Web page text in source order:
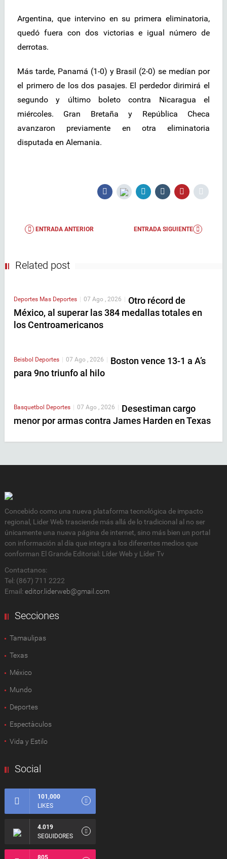
Argentina, que intervino en su primera eliminatoria,
quedó fuera con dos victorias e igual número de
derrotas.
Más tarde, Panamá (1-0) y Brasil (2-0) se medían por
el primero de los dos pasajes. El perdedor dirimirá el
segundo y último boleto contra Nicaragua el
miércoles. Gran Bretaña y República Checa
avanzaron previamente en otra eliminatoria
disputada en Alemania.
ENTRADA ANTERIOR ENTRADA SIGUIENTE
Related post
Deportes Mas Deportes 07 Ago , 2026
Otro récord de
México, al superar las 384 medallas totales en
los Centroamericanos
Beisbol Deportes | 07 Ago , 2026 | Boston vence 13-1 a A’s
para 9no triunfo al hilo
Basquetbol Deportes 07 Ago , 2026
Desestiman cargo
menor por armas contra James Harden en Texas
Concebido como una nueva plataforma tecnológica de impacto
regional, Lider Web trasciende más allá de lo tradicional al no ser
únicamente una nueva página de internet, sino más bien un portal
con información al día que integra a los diferentes medios que
conforman El Grande Editorial: Líder Web y Líder Tv
Contactanos:
Tel: (867) 711 2222
Email: editor.liderweb@gmail.com
Secciones
Tamaulipas
Texas
México
Mundo
Deportes
Espectàculos
Vida y Estilo
Social
101,000
LIKES
4.019
SEGUIDORES